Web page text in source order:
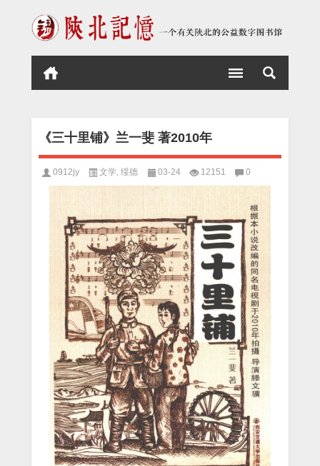
《三十里铺》兰一斐 著2010年
0912jy 文学 绥德 03-24 12151 0